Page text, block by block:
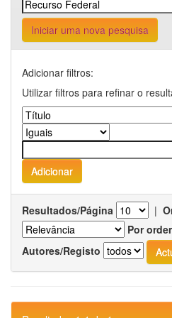
Iniciar uma nova pesquisa
Adicionar filtros:
Utilizar filtros para refinar o
Resultados/Página |
Por
Autores/Registo